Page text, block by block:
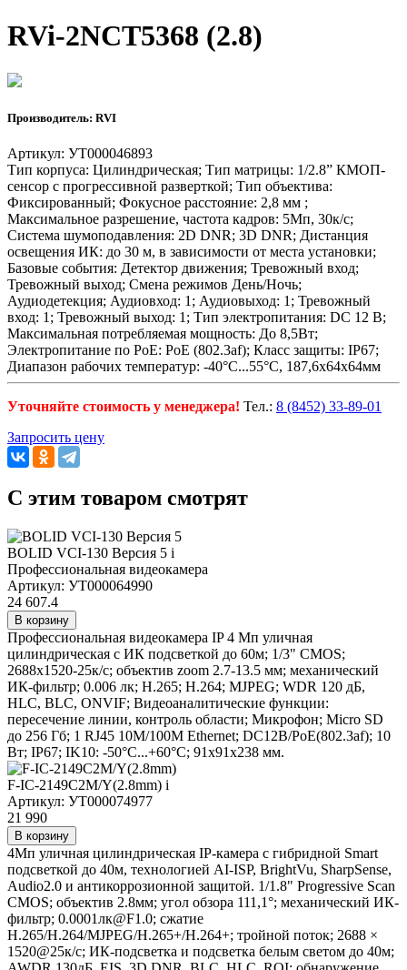
RVi-2NCT5368 (2.8)
Производитель: RVI
Артикул: УТ000046893
Тип корпуса: Цилиндрическая; Тип матрицы: 1/2.8” КМОП-
сенсор с прогрессивной разверткой; Тип объектива:
Фиксированный; Фокусное расстояние: 2,8 мм ;
Максимальное разрешение, частота кадров: 5Мп, 30к/с;
Система шумоподавления: 2D DNR; 3D DNR; Дистанция
освещения ИК: до 30 м, в зависимости от места установки;
Базовые события: Детектор движения; Тревожный вход;
Тревожный выход; Смена режимов День/Ночь;
Аудиодетекция; Аудиовход: 1; Аудиовыход: 1; Тревожный
вход: 1; Тревожный выход: 1; Тип электропитания: DC 12 В;
Максимальная потребляемая мощность: До 8,5Вт;
Электропитание по PoE: PoE (802.3af); Класс защиты: IP67;
Диапазон рабочих температур: -40°С...55°С, 187,6х64х64мм
Уточняйте стоимость у менеджера! Тел.: 8 (8452) 33-89-01
Запросить цену
C этим товаром смотрят
BOLID VCI-130 Версия 5 i
Профессиональная видеокамера
Артикул: УТ000064990
24 607.4
В корзину
Профессиональная видеокамера IP 4 Мп уличная
цилиндрическая с ИК подсветкой до 60м; 1/3" CMOS;
2688х1520-25к/с; объектив zoom 2.7-13.5 мм; механический
ИК-фильтр; 0.006 лк; H.265; H.264; MJPEG; WDR 120 дБ,
HLC, BLC, ONVIF; Видеоаналитические функции:
пересечение линии, контроль области; Микрофон; Micro SD
до 256 Гб; 1 RJ45 10M/100M Ethernet; DC12В/PoE(802.3af); 10
Вт; IP67; IK10: -50°C...+60°C; 91х91х238 мм.
F-IC-2149C2M/Y(2.8mm) i
Артикул: УТ000074977
21 990
В корзину
4Мп уличная цилиндрическая IP-камера с гибридной Smart
подсветкой до 40м, технологией AI-ISP, BrightVu, SharpSense,
Audio2.0 и антикоррозионной защитой. 1/1.8" Progressive Scan
CMOS; объектив 2.8мм; угол обзора 111,1°; механический ИК-
фильтр; 0.0001лк@F1.0; сжатие
H.265/H.264/MJPEG/H.265+/H.264+; тройной поток; 2688 ×
1520@25к/с; ИК-подсветка и подсветка белым светом до 40м;